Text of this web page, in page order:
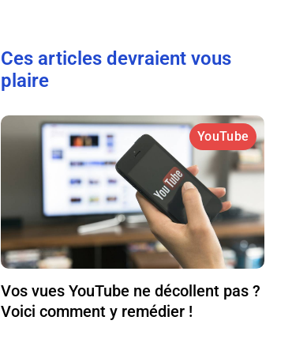
Ces articles devraient vous
plaire
YouTube
Vos vues YouTube ne décollent pas ?
Voici comment y remédier !